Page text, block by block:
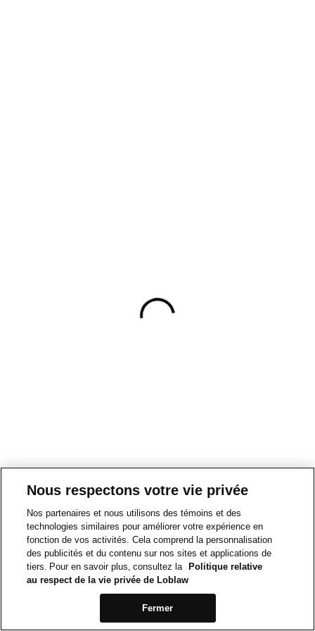
Nous respectons votre vie privée
Nos partenaires et nous utilisons des témoins et des
technologies similaires pour améliorer votre expérience en
fonction de vos activités. Cela comprend la personnalisation
des publicités et du contenu sur nos sites et applications de
tiers. Pour en savoir plus, consultez la
Politique relative
au respect de la vie privée de Loblaw
Fermer